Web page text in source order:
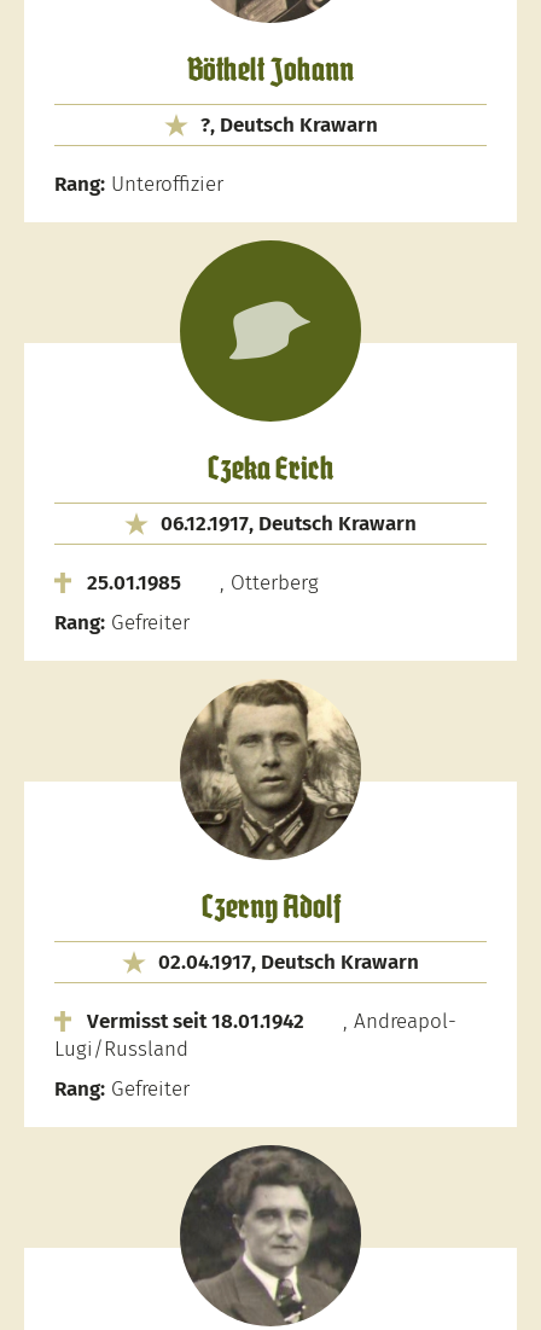
Böthelt Johann
?, Deutsch Krawarn
Rang: Unteroffizier
Czeka Erich
06.12.1917, Deutsch Krawarn
25.01.1985
, Otterberg
Rang: Gefreiter
Czerny Adolf
02.04.1917, Deutsch Krawarn
Vermisst seit 18.01.1942
, Andreapol-
Lugi/Russland
Rang: Gefreiter